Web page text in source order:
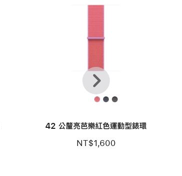
42 公釐亮芭樂紅色運動型錶環
NT$1,600
上
一
個
下
一
步